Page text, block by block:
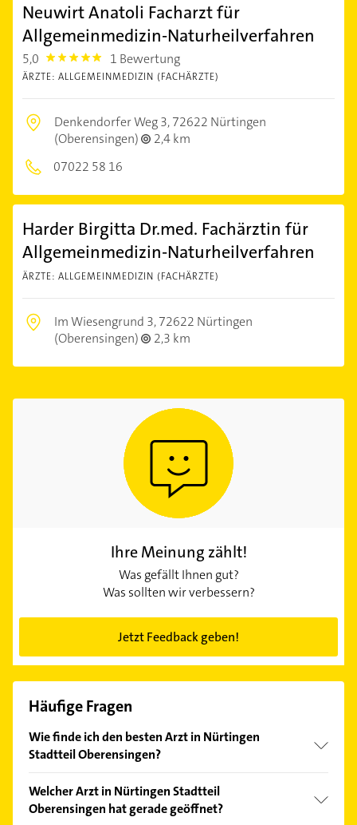
Neuwirt Anatoli Facharzt für
Allgemeinmedizin-Naturheilverfahren
5,0 5.0 1 Bewertung
ÄRZTE: ALLGEMEINMEDIZIN (FACHÄRZTE)
Denkendorfer Weg 3,72622 Nürtingen
(Oberensingen)
2,4 km
07022 58 16
Harder Birgitta Dr.med. Fachärztin für
Allgemeinmedizin-Naturheilverfahren
ÄRZTE: ALLGEMEINMEDIZIN (FACHÄRZTE)
Im Wiesengrund 3,72622 Nürtingen
(Oberensingen)
2,3 km
Ihre Meinung zählt!
Was gefällt Ihnen gut?
Was sollten wir verbessern?
Jetzt Feedback geben!
Häufige Fragen
Wie finde ich den besten Arzt in Nürtingen
Stadtteil Oberensingen?
Kundenmeinungen und profitieren Sie von den
Empfehlungen. Die Suchergebnisse können Sie sich
Welcher Arzt in Nürtingen Stadtteil
Oberensingen hat gerade geöffnet?